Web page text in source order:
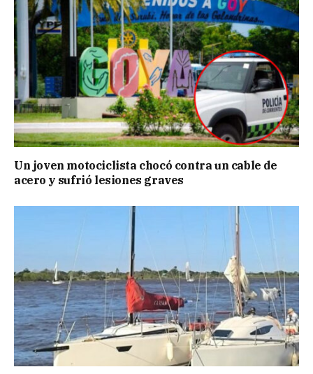
Un joven motociclista chocó contra un cable de
acero y sufrió lesiones graves